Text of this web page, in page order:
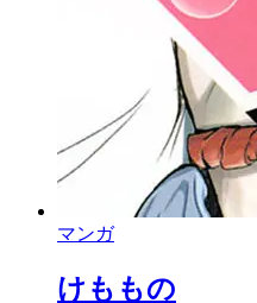
マンガ
けももの